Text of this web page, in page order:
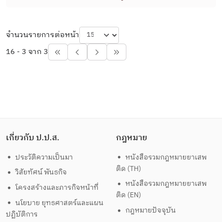
จำนวนรายการต่อหน้า
16 - 3 จาก 3
เกี่ยวกับ ป.ป.ส.
ประวัติความเป็นมา
วิสัยทัศน์ พันธกิจ
โครงสร้างและภารกิจหน้าที่
นโยบาย ยุทธศาสตร์และแผน
ปฏิบัติการ
กฎหมาย
หนังสือรวมกฎหมายยาเสพ
ติด (TH)
หนังสือรวมกฎหมายยาเสพ
ติด (EN)
กฎหมายปัจจุบัน